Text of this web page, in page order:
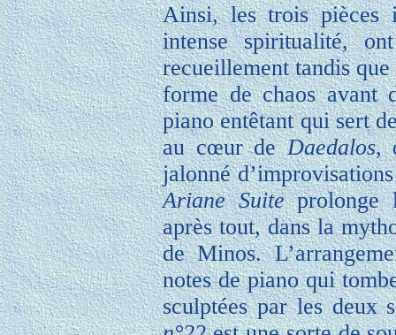
Ainsi, les trois pièces
intense spiritualité,
recueillement tandis que
forme de chaos avant
piano entêtant qui sert
au cœur deDaedalos,
jalonné
Ariane Suiteprolonge
après tout, dans la
de Minos.
notes de piano qui
sculptées par les deux